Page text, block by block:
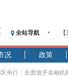
全站导航
记
济
况 政策
央行：全面放开金融